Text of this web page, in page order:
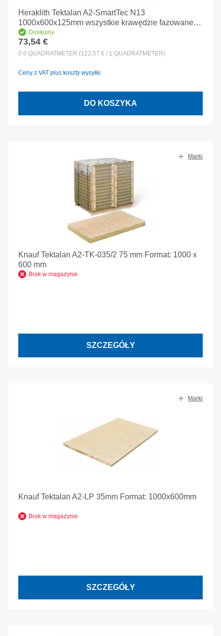
Heraklith Tektalan A2-SmartTec N13
1000x600x125mm wszystkie krawędzie fazowane
krawędzie
Dostępny
Cena regularna:
73,54 €
0.6 QUADRATMETER (122,57 € / 1 QUADRATMETER)
Ceny z VAT plus koszty wysyłki
DO KOSZYKA
Marki
Knauf Tektalan A2-TK-035/2 75 mm Format: 1000 x
600 mm
Brak w magazynie
SZCZEGÓŁY
Marki
Knauf Tektalan A2-LP 35mm Format: 1000x600mm
Brak w magazynie
SZCZEGÓŁY